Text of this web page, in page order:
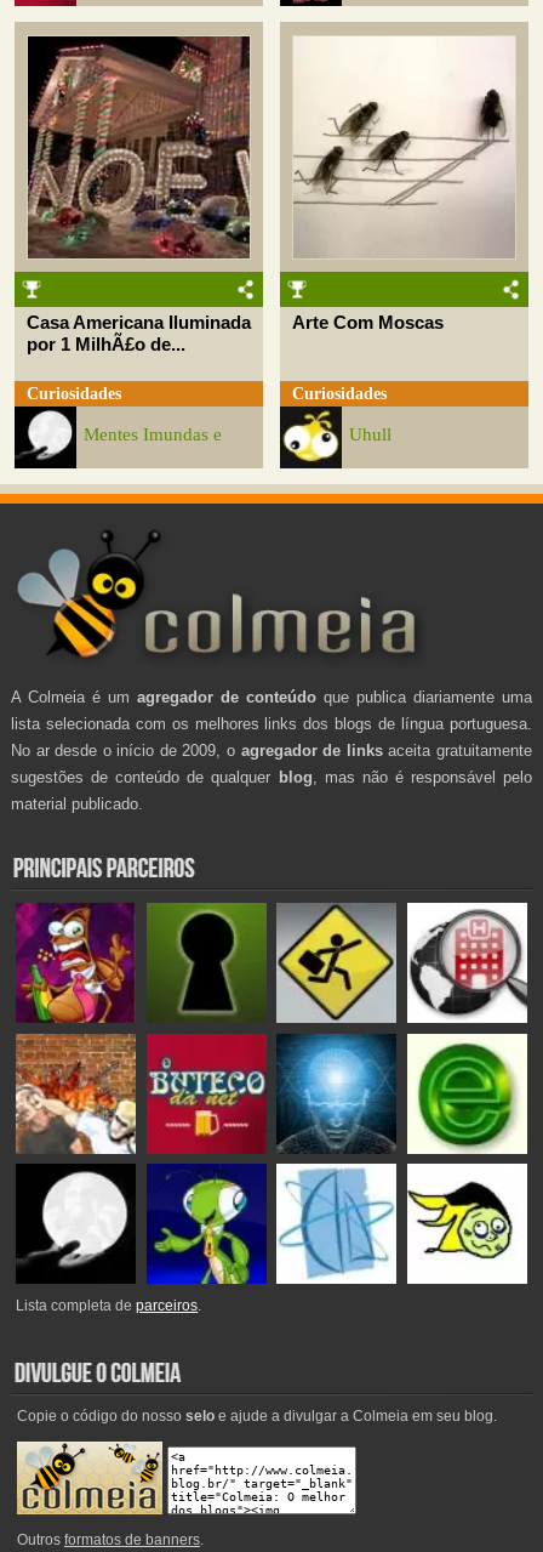
Casa Americana Iluminada
por 1 MilhÃ£o de...
Curiosidades
Mentes Imundas e
Arte Com Moscas
Curiosidades
Uhull
A Colmeia é um agregador de conteúdo que publica diariamente uma
lista selecionada com os melhores links dos blogs de língua portuguesa.
No ar desde o início de 2009, o agregador de linksaceita gratuitamente
sugestões de conteúdo de qualquer blog , mas não é responsável pelo
material publicado.
Lista completa deparceiros.
Copie o código do nosso seloe ajude a divulgar a Colmeia em seu blog.
Outros formatos de banners.